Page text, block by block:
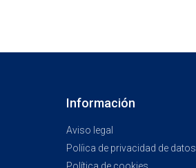
Información
Aviso legal
Políica de privacidad de datos